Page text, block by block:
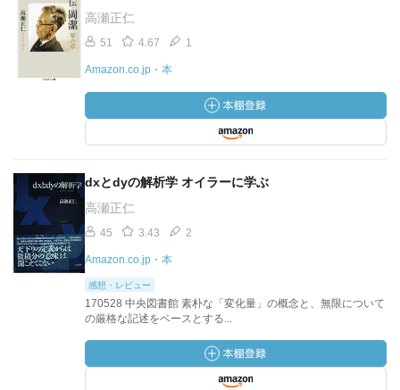
高瀬正仁
51 4.67 1
Amazon.co.jp・本
dxとdyの解析学 オイラーに学ぶ
高瀬正仁
45 3.43 2
Amazon.co.jp・本
感想・レビュー
170528 中央図書館 素朴な「変化量」の概念と、無限について
の厳格な記述をベースとする...